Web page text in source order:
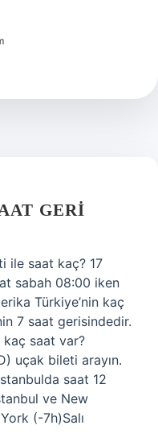
GERI
ile saat kaç? 17
sabah 08:00 iken
Türkiye’nin kaç
7 saat gerisindedir.
kaç saat var?
uçak bileti arayın.
saat 12
ve New
(-7h)Salı